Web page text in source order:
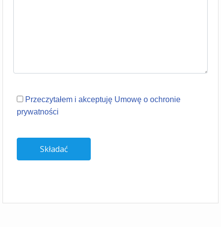
Przeczytałem i akceptuję Umowę o ochronie
prywatności